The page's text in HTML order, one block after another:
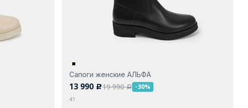
Сапоги женские АЛЬФА
13 990 c19 990a -30%
41